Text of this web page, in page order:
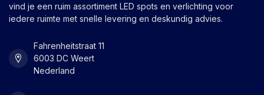
vind je een ruim assortiment LED spots en verlichting voor
iedere ruimte met snelle levering en deskundig advies.
Fahrenheitstraat 11
6003 DC Weert
Nederland